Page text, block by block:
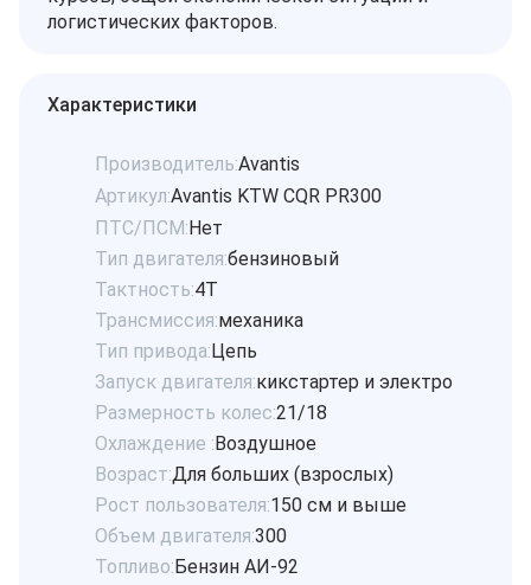
логистических факторов.
Характеристики
Производитель:Avantis
Артикул:Avantis KTW CQR PR300
ПТС/ПСМ: Нет
Тип двигателя:бензиновый
Тактность:4Т
Трансмиссия:механика
Тип привода: Цепь
Запуск двигателя:кикстартер и электро
Размерность колес:21/18
Охлаждение : Воздушное
Возраст:Для больших (взрослых)
Рост пользователя:150 см и выше
Объем двигателя:300
Топливо: Бензин АИ-92